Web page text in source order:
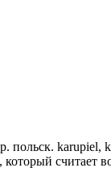
польск.
считает